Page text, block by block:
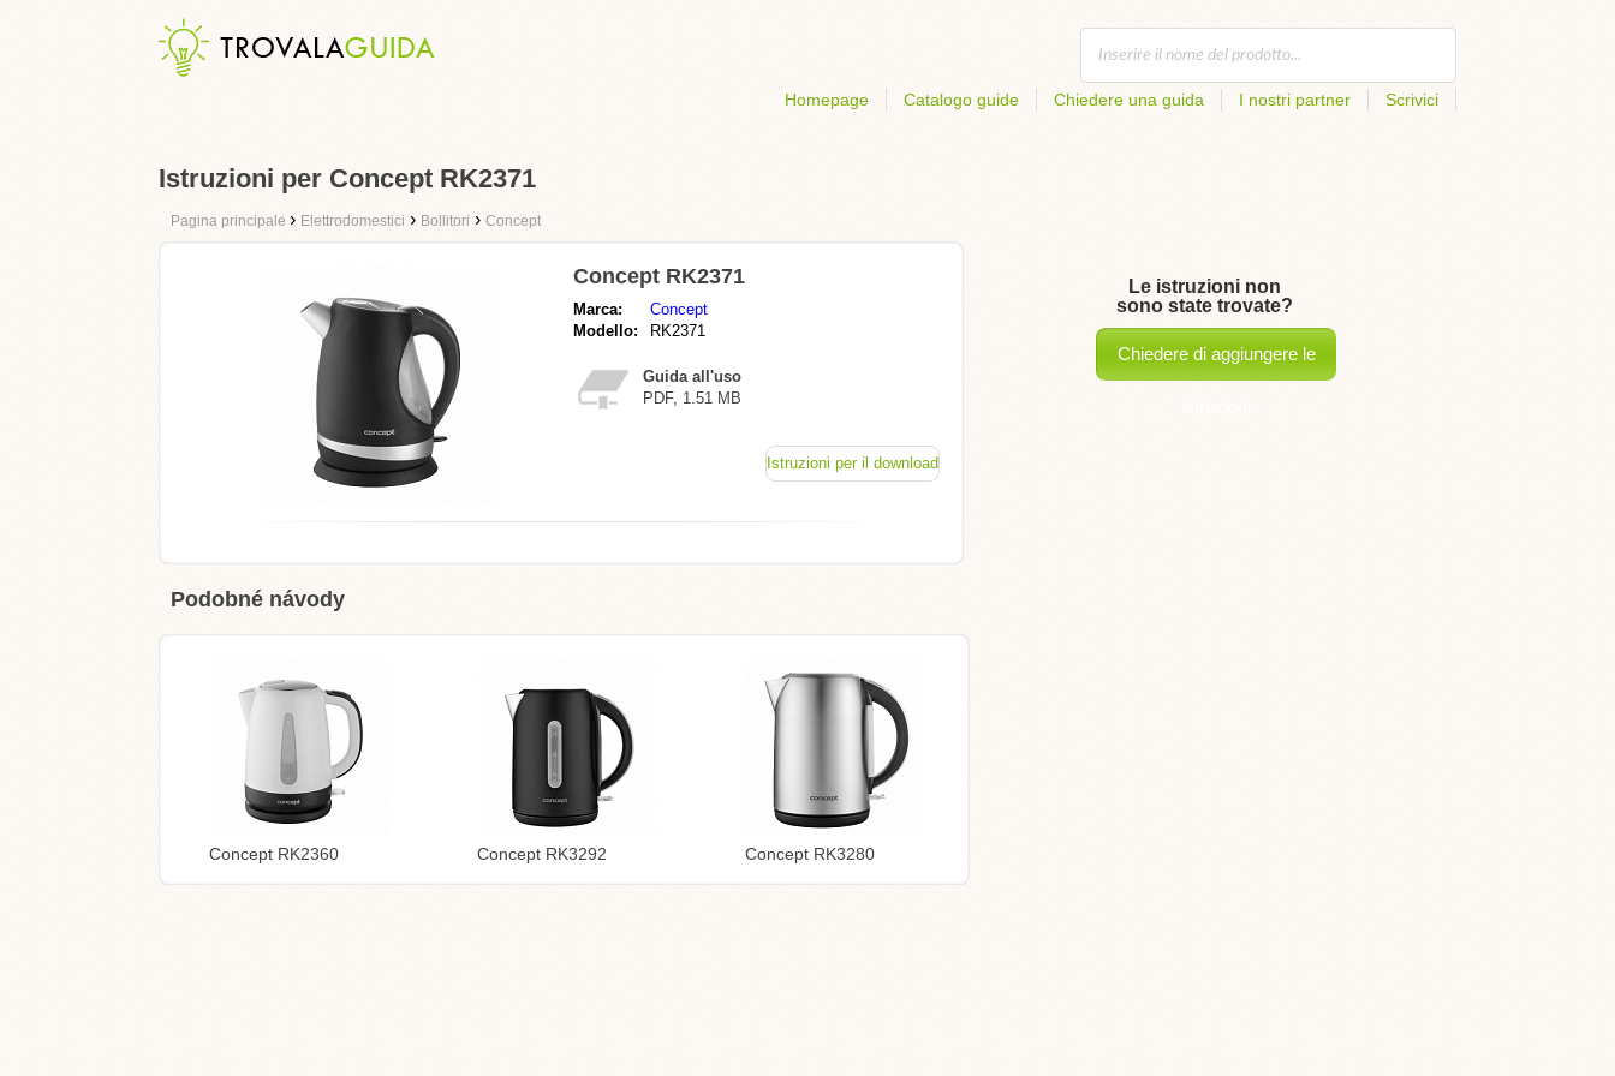
Homepage Catalogo guide Chiedere una guida I nostri partner Scrivici
Istruzioni per Concept RK2371
Pagina principale › Elettrodomestici › Bollitori › Concept
Concept RK2371
Marca:
Concept
Modello:
RK2371
Guida all'uso
PDF, 1.51 MB
Istruzioni per il download
Podobné návody
Concept RK2360 Concept RK3292 Concept RK3280
Le istruzioni non
sono state trovate?
Chiedere di aggiungere le